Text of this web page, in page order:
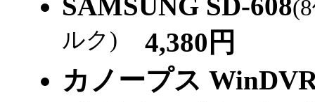
ルク) 4,380円
カノープス